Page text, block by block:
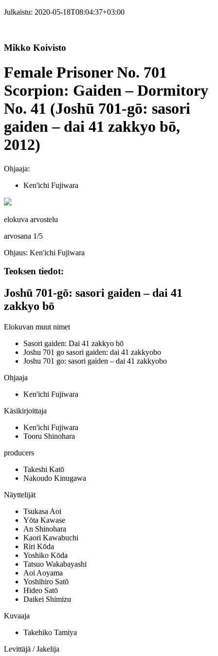
Julkaistu: 2020-05-18T08:04:37+03:00
Mikko Koivisto
Female Prisoner No. 701
Scorpion: Gaiden – Dormitory
No. 41 (Joshū 701-gō: sasori
gaiden – dai 41 zakkyo bō,
2012)
Ohjaaja:
Ken'ichi Fujiwara
elokuva arvostelu
arvosana 1/5
Ohjaus: Ken'ichi Fujiwara
Teoksen tiedot:
Joshū 701-gō: sasori gaiden – dai 41
zakkyo bō
Elokuvan muut nimet
Sasori gaiden: Dai 41 zakkyo bō
Joshu 701 go sasori gaiden: dai 41 zakkyobo
Joshu 701 go: sasori gaiden – dai 41 zakkyobo
Ohjaaja
Ken'ichi Fujiwara
Käsikirjoittaja
Ken'ichi Fujiwara
Tooru Shinohara
producers
Takeshi Katō
Nakoudo Kinugawa
Näyttelijät
Tsukasa Aoi
Yōta Kawase
An Shinohara
Kaori Kawabuchi
Riri Kōda
Yoshiko Kōda
Tatsuo Wakabayashi
Aoi Aoyama
Yoshihiro Satō
Hideo Satō
Daikei Shimizu
Kuvaaja
Takehiko Tamiya
Levittäjä / Jakelija